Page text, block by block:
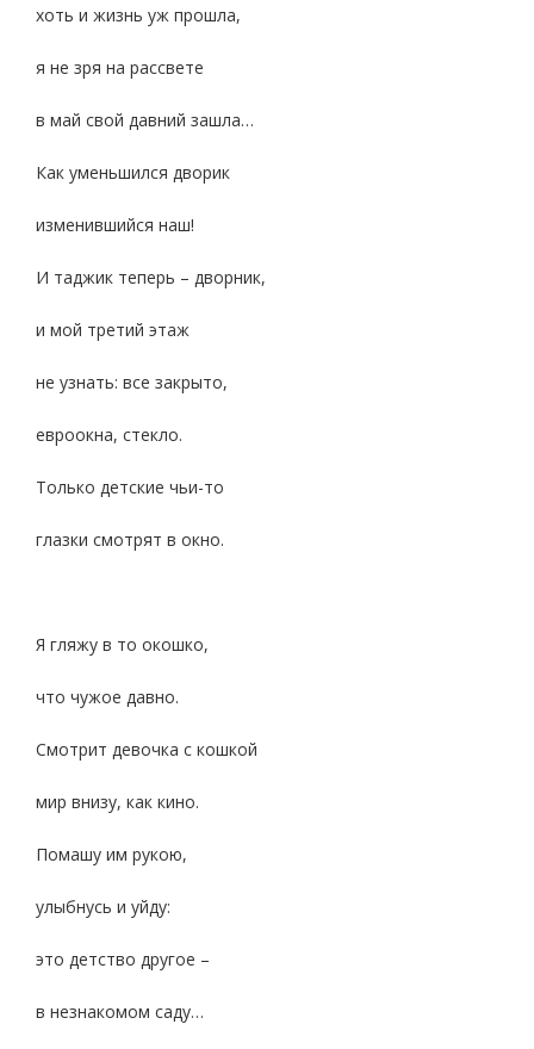
хоть и жизнь уж прошла,
я не зря на рассвете
в май свой давний зашла…
Как уменьшился дворик
изменившийся наш!
И таджик теперь – дворник,
и мой третий этаж
не узнать: все закрыто,
евроокна, стекло.
Только детские чьи-то
глазки смотрят в окно.
Я гляжу в то окошко,
что чужое давно.
Смотрит девочка с кошкой
мир внизу, как кино.
Помашу им рукою,
улыбнусь и уйду:
это детство другое –
в незнакомом саду…